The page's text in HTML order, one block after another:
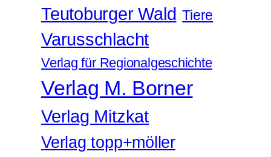
Teutoburger Wald Tiere
Varusschlacht
Verlag für Regionalgeschichte
Verlag M. Borner
Verlag Mitzkat
Verlag topp+möller